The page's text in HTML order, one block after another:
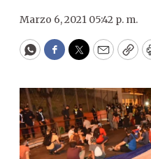
Marzo 6, 2021 05:42 p. m.
WhatsApp
Facebook
Twitter
Email